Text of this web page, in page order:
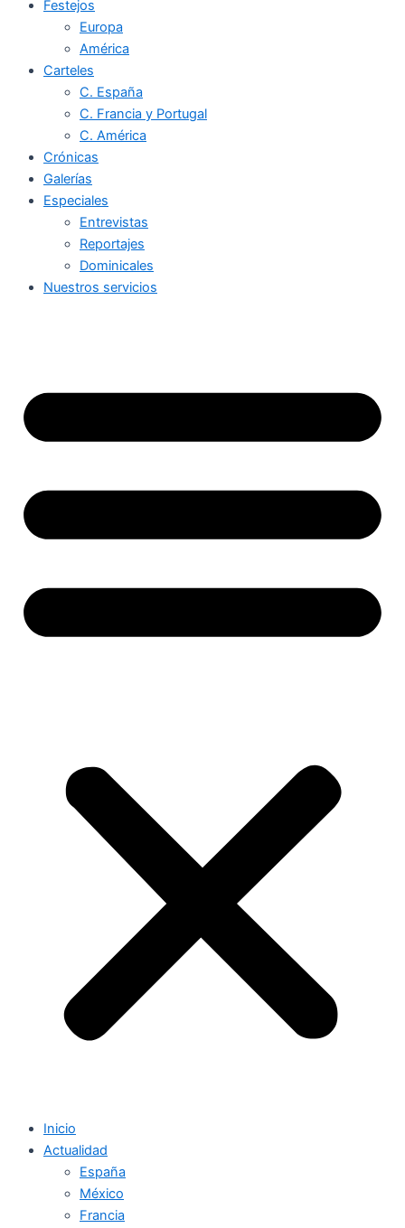
Festejos
Europa
América
Carteles
C. España
C. Francia y Portugal
C. América
Crónicas
Galerías
Especiales
Entrevistas
Reportajes
Dominicales
Nuestros servicios
Inicio
Actualidad
España
México
Francia